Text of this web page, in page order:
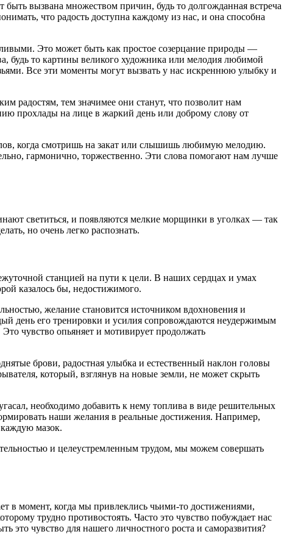
вызвана множеством причин, будь то долгожданная встреча
что радость доступна каждому из нас, и она способна
Это может быть как простое созерцание природы —
будь то картины великого художника или мелодия любимой
Все эти моменты могут вызвать у нас искреннюю улыбку и
радостям, тем значимее они станут, что позволит нам
прохлады на лице в жаркий день или доброму слову от
когда смотришь на закат или слышишь любимую мелодию.
гармонично, торжественно. Эти слова помогают нам лучше
светиться, и появляются мелкие морщинки в уголках — так
но очень легко распознать.
станцией на пути к цели. В наших сердцах и умах
казалось бы, недостижимого.
желание становится источником вдохновения и
день его тренировки и усилия сопровождаются неудержимым
чувство опьяняет и мотивирует продолжать
брови, радостная улыбка и естественный наклон головы
который, взглянув на новые земли, не может скрыть
необходимо добавить к нему топлива в виде решительных
наши желания в реальные достижения. Например,
мазок.
и целеустремленным трудом, мы можем совершать
момент, когда мы привлеклись чьими-то достижениями,
трудно противостоять. Часто это чувство побуждает нас
это чувство для нашего личностного роста и саморазвития?